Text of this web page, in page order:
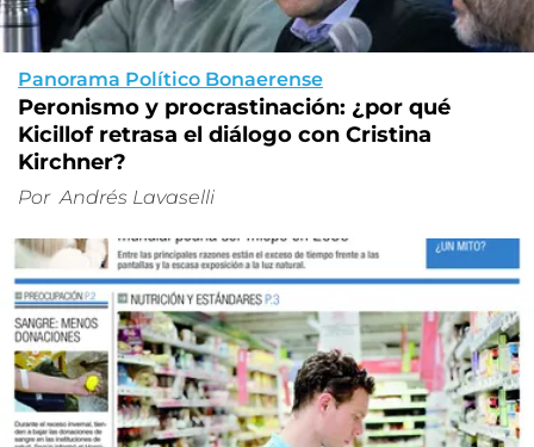
Panorama Político Bonaerense
Peronismo y procrastinación: ¿por qué
Kicillof retrasa el diálogo con Cristina
Kirchner?
Por Andrés Lavaselli